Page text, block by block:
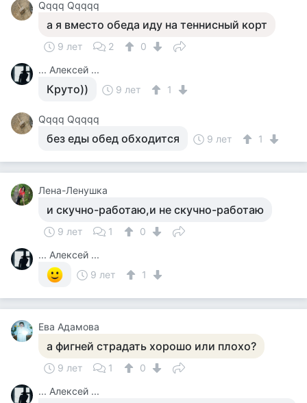
Qqqq Qqqqq
а я вместо обеда иду на теннисный корт
9 лет 2
0
... Алексей ...
Круто)) 9 лет 1
Qqqq Qqqqq
без еды обед обходится 9 лет 1
Лена-Ленушка
и скучно-работаю,и не скучно-работаю
9 лет 1
0
... Алексей ...
9 лет
1
Ева Адамова
а фигней страдать хорошо или плохо?
9 лет 1
0
... Алексей ...